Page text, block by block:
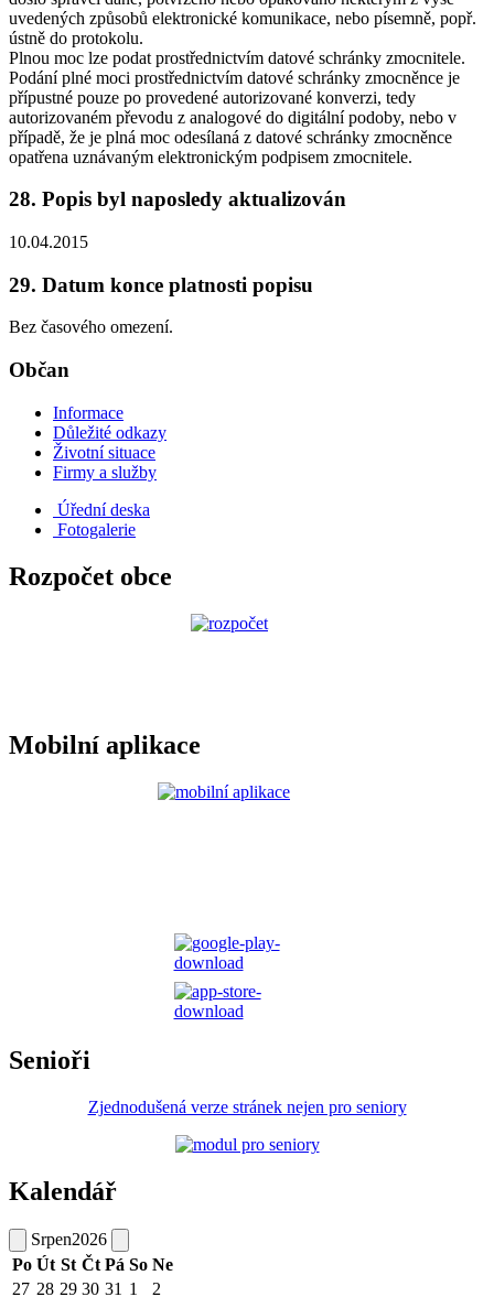
uvedených způsobů elektronické komunikace, nebo písemně, popř.
ústně do protokolu.
Plnou moc lze podat prostřednictvím datové schránky zmocnitele.
Podání plné moci prostřednictvím datové schránky zmocněnce je
přípustné pouze po provedené autorizované konverzi, tedy
autorizovaném převodu z analogové do digitální podoby, nebo v
případě, že je plná moc odesílaná z datové schránky zmocněnce
opatřena uznávaným elektronickým podpisem zmocnitele.
28. Popis byl naposledy aktualizován
10.04.2015
29. Datum konce platnosti popisu
Bez časového omezení.
Občan
Informace
Důležité odkazy
Životní situace
Firmy a služby
Úřední deska
Fotogalerie
Rozpočet obce
Mobilní aplikace
Senioři
Zjednodušená verze stránek nejen pro seniory
Kalendář
Srpen2026
Po Út St Čt Pá So Ne
27 28 29 30 31 1
2